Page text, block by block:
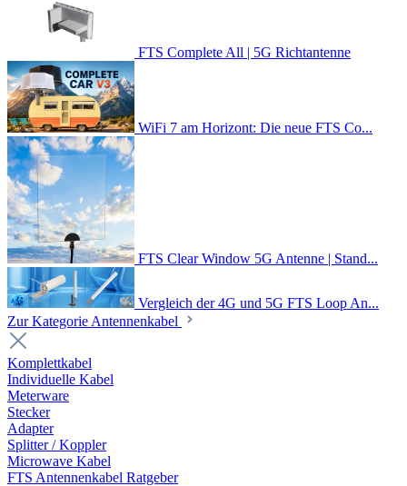
FTS Complete All | 5G Richtantenne
WiFi 7 am Horizont: Die neue FTS Co...
FTS Clear Window 5G Antenne | Stand...
Vergleich der 4G und 5G FTS Loop An...
Zur Kategorie Antennenkabel
Komplettkabel
Individuelle Kabel
Meterware
Stecker
Adapter
Splitter / Koppler
Microwave Kabel
FTS Antennenkabel Ratgeber